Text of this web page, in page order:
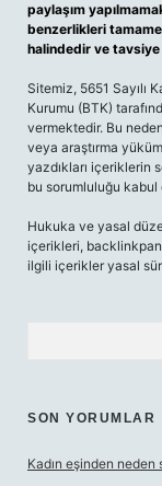
paylaşım
benzerlikleri
halindedir ve
Sitemiz, 5651 Sayılı
Kurumu (BTK)
vermektedir. Bu
veya araştırma
yazdıkları içeriklerin
bu sorumluluğu kabul
Hukuka ve yasal
içerikleri,
ilgili içerikler yasal
SON YORUMLAR
Kadın eşinden neden